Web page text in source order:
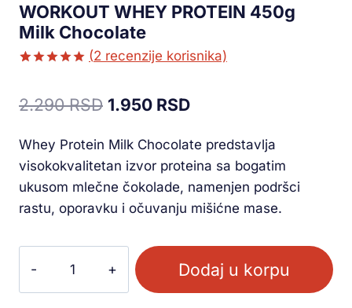
WORKOUT WHEY PROTEIN 450g
Milk Chocolate
na osnovu
(2 recenzije korisnika)
2.290RSD 1.950 RSD
Whey Protein Milk Chocolate predstavlja
visokokvalitetan izvor proteina sa bogatim
ukusom mlečne čokolade, namenjen podršci
rastu, oporavku i očuvanju mišićne mase.
Dodaj u korpu